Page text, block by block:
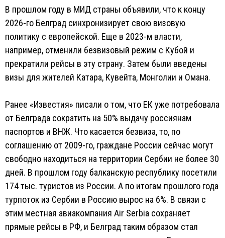
В прошлом году в МИД страны объявили, что к концу
2026-го Белград синхронизирует свою визовую
политику с европейской. Еще в 2023-м власти,
например, отменили безвизовый режим с Кубой и
прекратили рейсы в эту страну. Затем были введены
визы для жителей Катара, Кувейта, Монголии и Омана.
Ранее «Известия» писали о том, что ЕК уже потребовала
от Белграда сократить на 50% выдачу россиянам
паспортов и ВНЖ. Что касается безвиза, то, по
соглашению от 2009-го, граждане России сейчас могут
свободно находиться на территории Сербии не более 30
дней. В прошлом году балканскую республику посетили
174 тыс. туристов из России. А по итогам прошлого года
турпоток из Сербии в Россию вырос на 6%. В связи с
этим местная авиакомпания Air Serbia сохраняет
прямые рейсы в РФ, и Белград таким образом стал